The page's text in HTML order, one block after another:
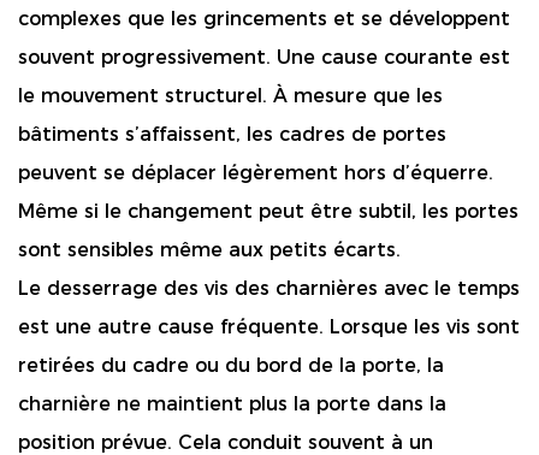
complexes que les grincements et se développent
souvent progressivement. Une cause courante est
le mouvement structurel. À mesure que les
bâtiments s’affaissent, les cadres de portes
peuvent se déplacer légèrement hors d’équerre.
Même si le changement peut être subtil, les portes
sont sensibles même aux petits écarts.
Le desserrage des vis des charnières avec le temps
est une autre cause fréquente. Lorsque les vis sont
retirées du cadre ou du bord de la porte, la
charnière ne maintient plus la porte dans la
position prévue. Cela conduit souvent à un